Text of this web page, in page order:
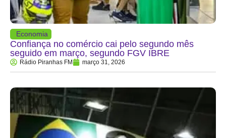
Economia
Confiança no comércio cai pelo segundo mês
seguido em março, segundo FGV IBRE
Rádio Piranhas FM março 31, 2026